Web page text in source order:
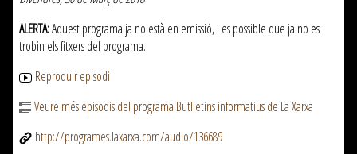
ALERTA:Aquest programa ja no està en emissió, i es possible que ja no es
trobin els fitxers del programa.
Reproduir episodi
Veure més episodis del programa Butlletins informatius de La Xarxa
http://programes.laxarxa.com/audio/136689